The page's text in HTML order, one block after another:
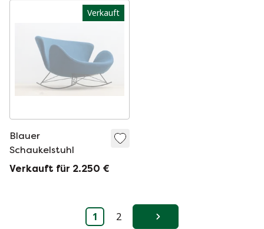
Verkauft
Blauer
Schaukelstuhl
Verkauft für 2.250 €
1 2 Weiter